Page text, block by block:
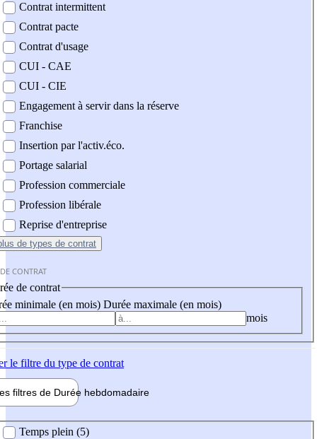
Contrat intermittent
Contrat pacte
Contrat d'usage
CUI - CAE
CUI - CIE
Engagement à servir dans la réserve
Franchise
Insertion par l'activ.éco.
Portage salarial
Profession commerciale
Profession libérale
Reprise d'entreprise
de types de contrat
CONTRAT
de contrat
minimale (en mois) Durée maximale (en mois)
mois
le filtre du type de contrat
filtres de Durée hebdomadaire
Temps plein (5)